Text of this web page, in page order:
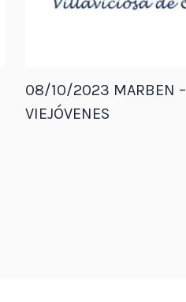
08/10/2023 MARBEN –
VIEJÓVENES